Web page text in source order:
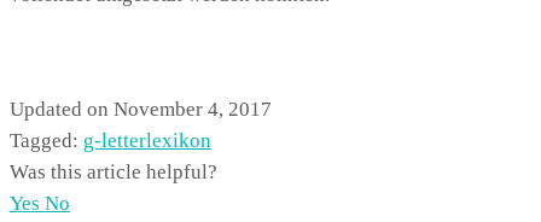
Updated on November 4, 2017
Tagged: g-letterlexikon
Was this article helpful?
Yes No